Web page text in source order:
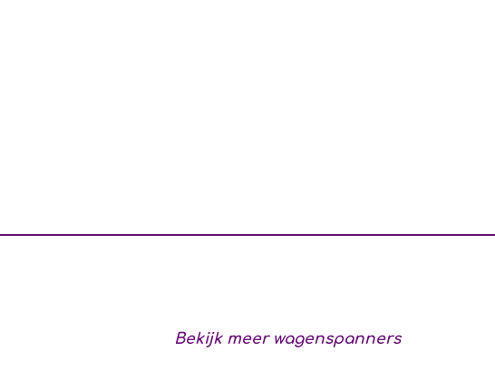
Bekijk meer wagenspanners